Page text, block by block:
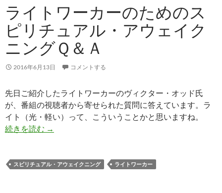
ライトワーカーのためのス
ピリチュアル・アウェイク
ニングＱ＆Ａ
2016年6月13日 コメントする
先日ご紹介したライトワーカーのヴィクター・オッド氏
が、番組の視聴者から寄せられた質問に答えています。ラ
イト（光・軽い）って、こういうことかと思いますね。
続きを読む ライトワーカーのためのスピリチュアル・アウ
→
スピリチュアル・アウェイクニング ライトワーカー